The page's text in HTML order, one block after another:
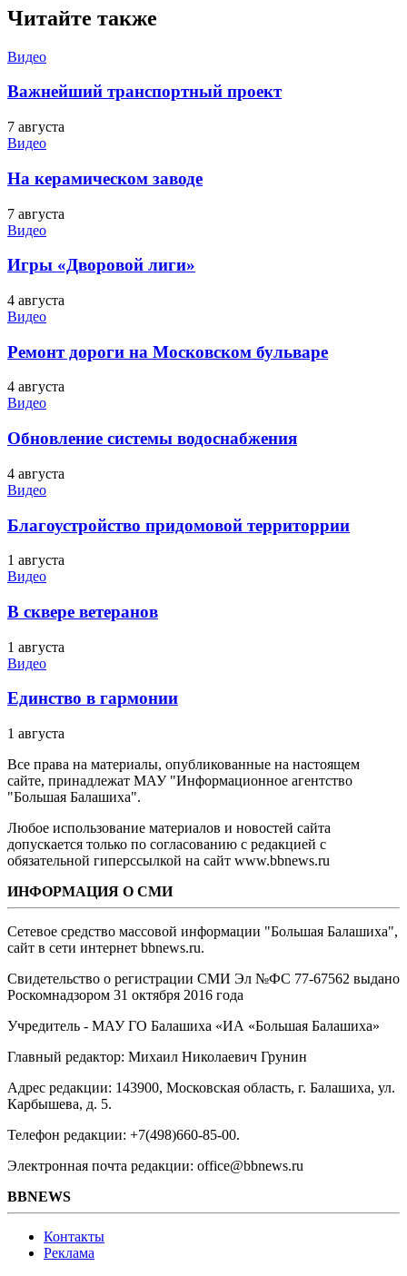
Читайте также
Видео
Важнейший транспортный проект
7 августа
Видео
На керамическом заводе
7 августа
Видео
Игры «Дворовой лиги»
4 августа
Видео
Ремонт дороги на Московском бульваре
4 августа
Видео
Обновление системы водоснабжения
4 августа
Видео
Благоустройство придомовой территоррии
1 августа
Видео
В сквере ветеранов
1 августа
Видео
Единство в гармонии
1 августа
Все права на материалы, опубликованные на настоящем
сайте, принадлежат МАУ "Информационное агентство
"Большая Балашиха".
Любое использование материалов и новостей сайта
допускается только по согласованию с редакцией с
обязательной гиперссылкой на сайт www.bbnews.ru
ИНФОРМАЦИЯ О СМИ
Сетевое средство массовой информации "Большая Балашиха",
сайт в сети интернет bbnews.ru.
Свидетельство о регистрации СМИ Эл №ФС ‎77-67562 выдано
Роскомнадзором 31 октября 2016 года
Учредитель - МАУ ГО Балашиха «ИА «Большая Балашиха»
Главный редактор: Михаил Николаевич Грунин
Адрес редакции: 143900, Московская область, г. Балашиха, ул.
Карбышева, д. 5.
Телефон редакции: +7(498)660-85-00.
Электронная почта редакции: office@bbnews.ru
BBNEWS
Контакты
Реклама